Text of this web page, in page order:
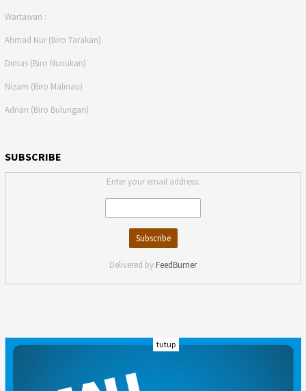
Wartawan :
Ahmad Nur (Biro Tarakan)
Dimas (Biro Nunukan)
Nizam (Biro Malinau)
Adrian (Biro Bulungan)
SUBSCRIBE
Enter your email address:
Delivered by FeedBurner
INDEKS
tutup